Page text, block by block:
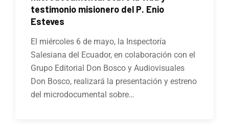
testimonio misionero del P. Enio
Esteves
El miércoles 6 de mayo, la Inspectoría
Salesiana del Ecuador, en colaboración con el
Grupo Editorial Don Bosco y Audiovisuales
Don Bosco, realizará la presentación y estreno
del microdocumental sobre…